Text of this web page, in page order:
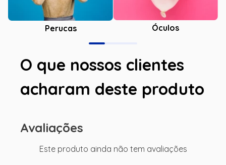
Perucas Óculos
O que nossos clientes
acharam deste produto
Avaliações
Este produto ainda não tem avaliações